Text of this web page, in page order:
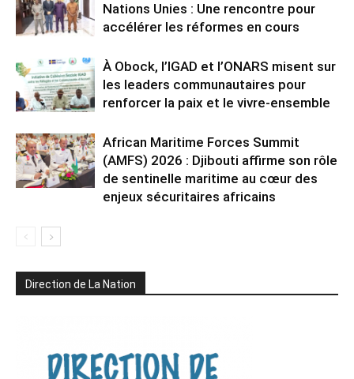
Nations Unies : Une rencontre pour
accélérer les réformes en cours
À Obock, l’IGAD et l’ONARS misent sur
les leaders communautaires pour
renforcer la paix et le vivre-ensemble
African Maritime Forces Summit
(AMFS) 2026 : Djibouti affirme son rôle
de sentinelle maritime au cœur des
enjeux sécuritaires africains
Direction de La Nation